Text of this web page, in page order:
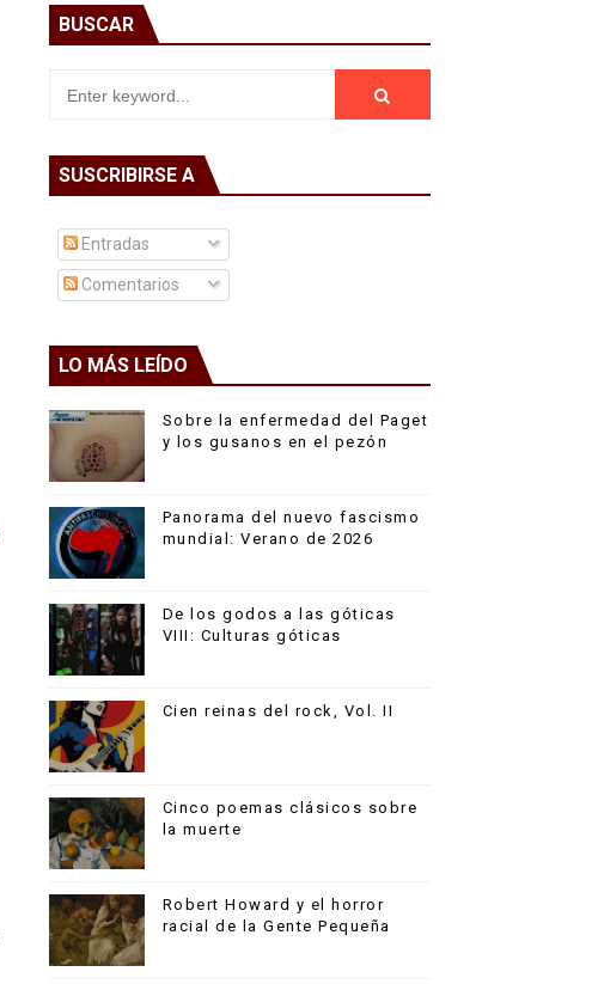
BUSCAR
SUSCRIBIRSE A
Entradas
Comentarios
LO MÁS LEÍDO
Sobre la enfermedad del Paget
y los gusanos en el pezón
Panorama del nuevo fascismo
mundial: Verano de 2026
De los godos a las góticas
VIII: Culturas góticas
Cien reinas del rock, Vol. II
Cinco poemas clásicos sobre
la muerte
Robert Howard y el horror
racial de la Gente Pequeña